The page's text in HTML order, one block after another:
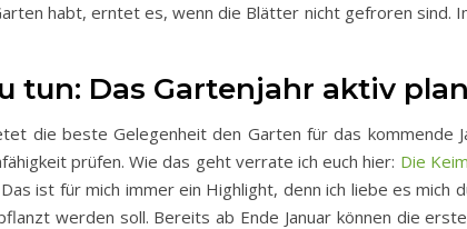
habt, erntet es, wenn die Blätter nicht gefroren sind.
tun: Das Gartenjahr aktiv
die beste Gelegenheit den Garten für das kommende
prüfen. Wie das geht verrate ich euch hier: Die
ist für mich immer ein Highlight, denn ich liebe es mich
werden soll. Bereits ab Ende Januar können die